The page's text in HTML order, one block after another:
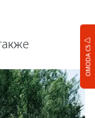
OMODA C5